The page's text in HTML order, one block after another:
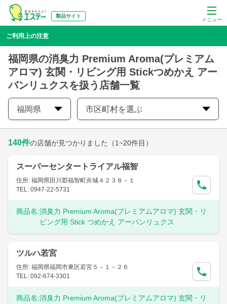
メニュー
製品サイト
ご利用上の注意
福岡県の消臭力 Premium Aroma(プレミアム
アロマ) 玄関・リビング用 Stickつめかえ アー
バンリュクスを扱う店舗一覧
福岡県 市区町村を選ぶ
140件の店舗が見つかりました （1~20件目）
スーパーセンタートライアル福智
住所: 福岡県田川郡福智町弁城４２３８－１
TEL: 0947-22-5731
商品名:消臭力 Premium Aroma(プレミアムアロマ) 玄関・リ
ビング用 Stick つめかえ アーバンリュクス
ツルハ若宮
住所: 福岡県福岡市東区若宮５－１－２６
TEL: 092-674-3301
商品名:消臭力 Premium Aroma(プレミアムアロマ) 玄関・リ